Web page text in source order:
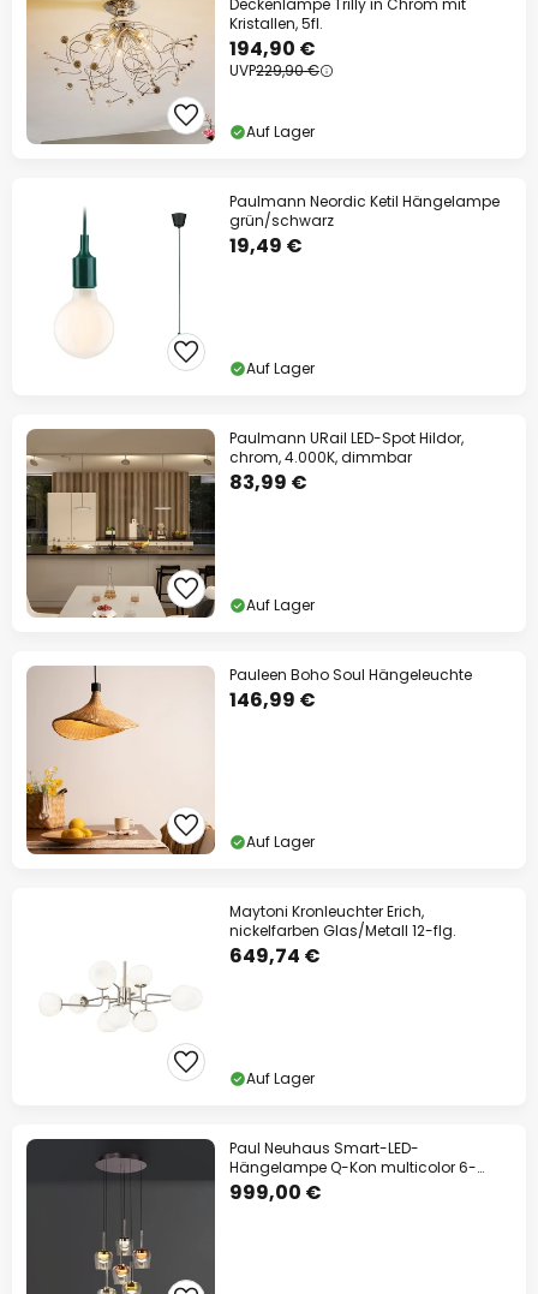
Deckenlampe Trilly in Chrom mit
Kristallen, 5fl.
194,90 €
UVP229,90 €
Auf Lager
Paulmann Neordic Ketil Hängelampe
grün/schwarz
19,49 €
Auf Lager
Paulmann URail LED-Spot Hildor,
chrom, 4.000K, dimmbar
83,99 €
Auf Lager
Pauleen Boho Soul Hängeleuchte
146,99 €
Auf Lager
Maytoni Kronleuchter Erich,
nickelfarben Glas/Metall 12-flg.
649,74 €
Auf Lager
Paul Neuhaus Smart-LED-
Hängelampe Q-Kon multicolor 6-
flammig
999,00 €